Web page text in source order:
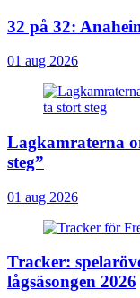
32 på 32:
01 aug 2026
Lagkamraterna
steg”
01 aug 2026
Tracker:
lågsäsongen 2026